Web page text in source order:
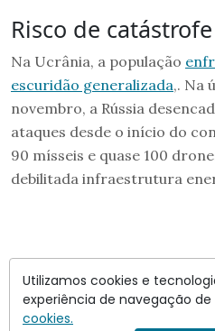
Risco de
Na Ucrânia, a população
escuridão generalizada,. Na
novembro, a Rússia
ataques desde o início do
90 mísseis e quase 100
debilitada infraestrutura
Utilizamos cookies e
experiência de navegação
cookies.